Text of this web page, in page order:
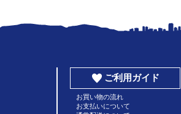
ご利用ガイド
お買い物の流れ
お支払いについて